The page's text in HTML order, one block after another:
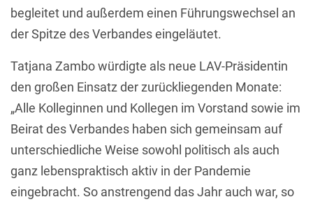
begleitet und außerdem einen Führungswechsel an
der Spitze des Verbandes eingeläutet.
Tatjana Zambo würdigte als neue LAV-Präsidentin
den großen Einsatz der zurückliegenden Monate:
„Alle Kolleginnen und Kollegen im Vorstand sowie im
Beirat des Verbandes haben sich gemeinsam auf
unterschiedliche Weise sowohl politisch als auch
ganz lebenspraktisch aktiv in der Pandemie
eingebracht. So anstrengend das Jahr auch war, so